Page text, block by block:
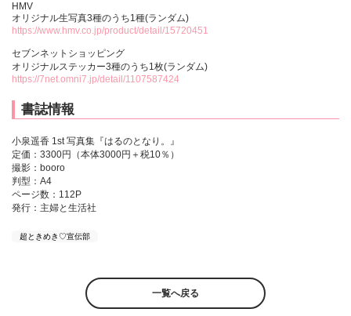
HMV
オリジナル生写真3種のうち1種(ランダム)
https://www.hmv.co.jp/product/detail/15720451
セブンネットショッピング
オリジナルステッカー3種のうち1枚(ランダム)
https://7net.omni7.jp/detail/1107587424
書誌情報
小泉遥香 1st 写真集『はるのとなり。』
定価：3300円（本体3000円＋税10％）
撮影：booro
判型：A4
ページ数：112P
発行：主婦と生活社
超ときめき♡宣伝部
一覧へ戻る